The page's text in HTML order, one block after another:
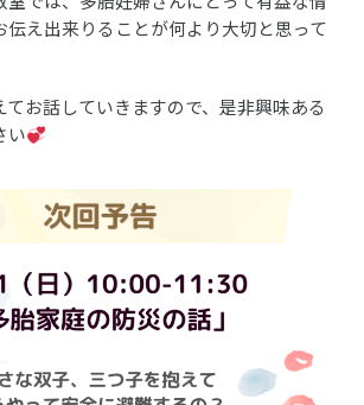
伝え出来りることが何より大切と思って
お話していきますので、是非興味ある
い